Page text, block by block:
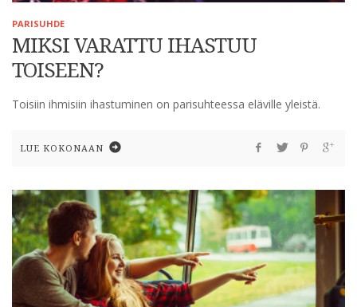
PARISUHDE
MIKSI VARATTU IHASTUU
TOISEEN?
Toisiin ihmisiin ihastuminen on parisuhteessa eläville yleistä.
LUE KOKONAAN